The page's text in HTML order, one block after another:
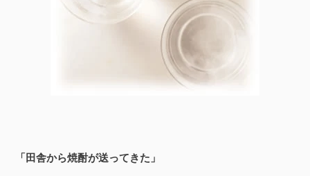
「田舎から焼酎が送ってきた」